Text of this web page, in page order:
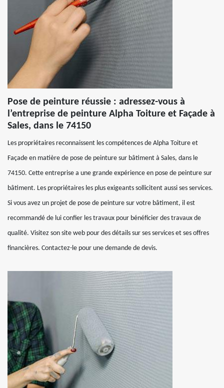
Pose de peinture réussie : adressez-vous à
l’entreprise de peinture Alpha Toiture et Façade à
Sales, dans le 74150
Les propriétaires reconnaissent les compétences de Alpha Toiture et
Façade en matière de pose de peinture sur bâtiment à Sales, dans le
74150. Cette entreprise a une grande expérience en pose de peinture sur
bâtiment. Les propriétaires les plus exigeants sollicitent aussi ses services.
Si vous avez un projet de pose de peinture sur votre bâtiment, il est
recommandé de lui confier les travaux pour bénéficier des travaux de
qualité. Visitez son site web pour des détails sur ses services et ses offres
financières. Contactez-le pour une demande de devis.